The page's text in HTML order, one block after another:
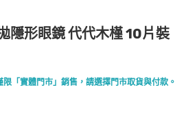
隱形眼鏡 代代木槿 10片裝
「實體門市」銷售，請選擇門市取貨與付款。